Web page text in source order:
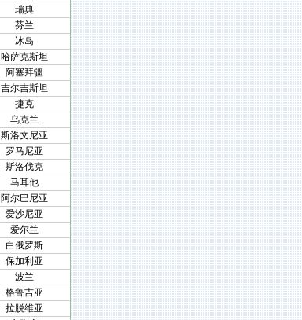
瑞典
芬兰
冰岛
哈萨克斯坦
阿塞拜疆
吉尔吉斯坦
捷克
乌克兰
斯洛文尼亚
罗马尼亚
斯洛伐克
马耳他
阿尔巴尼亚
爱沙尼亚
爱尔兰
白俄罗斯
保加利亚
波兰
格鲁吉亚
拉脱维亚